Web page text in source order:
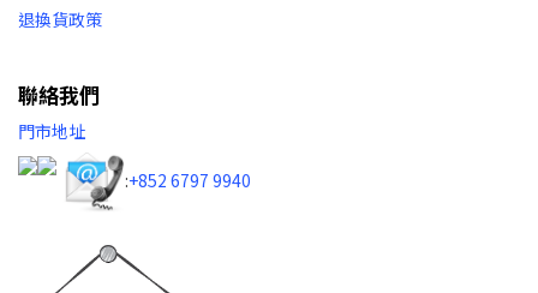
退換貨政策
聯絡我們
門市地址
:+852 6797 9940​